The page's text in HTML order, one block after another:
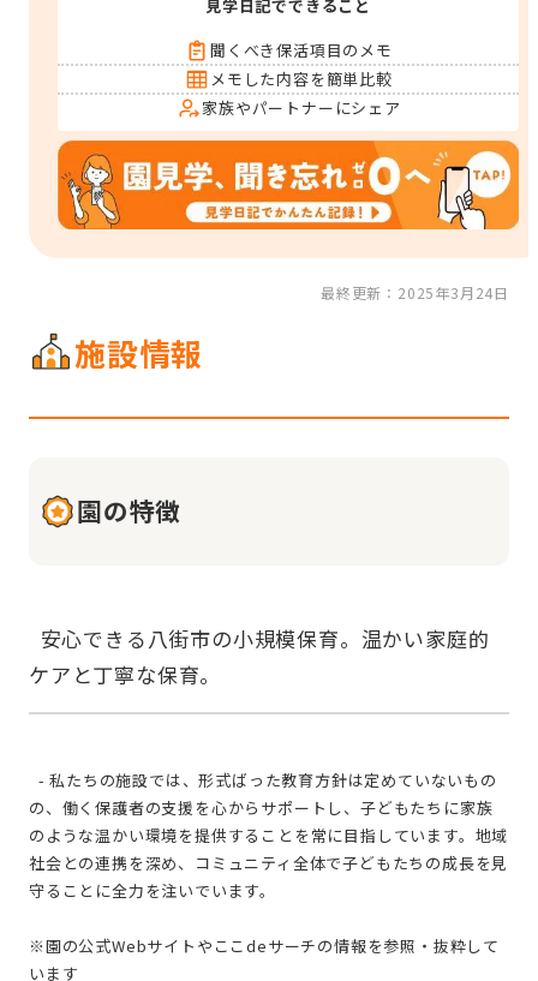
見学日記でできること
聞くべき保活項目のメモ
メモした内容を簡単比較
家族やパートナーにシェア
最終更新：2025年3月24日
施設情報
園の特徴
の、働く保護者の支援を心からサポートし、子どもたちに家族
のような温かい環境を提供することを常に目指しています。地域
社会との連携を深め、コミュニティ全体で子どもたちの成長を見
守ることに全力を注いでいます。
※園の公式Webサイトやここdeサーチの情報を参照・抜粋して